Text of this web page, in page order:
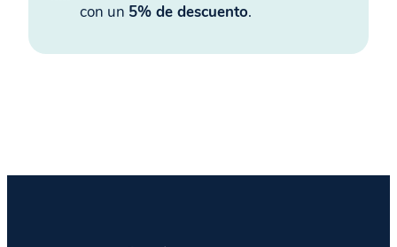
con un 5% de descuento.